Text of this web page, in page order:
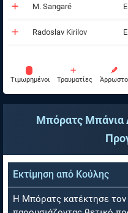
M. Sangaré Ε
Radoslav Kirilov Ε
Tιμωρημένοι Τραυματίες
Μπόρατς Μπάνια
Εκτίμηση από Κούλης
Η Μπόρατς κατέκτησε τον